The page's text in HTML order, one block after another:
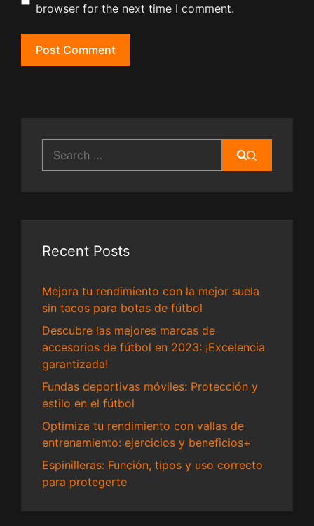
browser for the next time I comment.
for:
Recent Posts
Mejora tu rendimiento con la mejor suela
sin tacos para botas de fútbol
Descubre las mejores marcas de
accesorios de fútbol en 2023: ¡Excelencia
garantizada!
Fundas deportivas móviles: Protección y
estilo en el fútbol
Optimiza tu rendimiento con vallas de
entrenamiento: ejercicios y beneficios+
Espinilleras: Función, tipos y uso correcto
para protegerte